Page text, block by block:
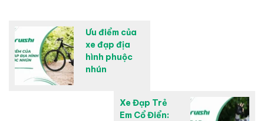
Ưu điểm của
xe đạp địa
hình phuộc
nhún
Xe Đạp Trẻ
Em Cổ Điển: